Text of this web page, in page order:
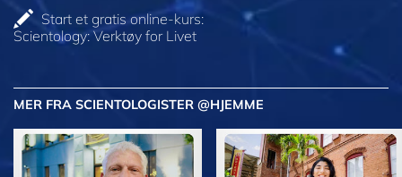
Start et gratis online-kurs:
Scientology: Verktøy for Livet
MER FRA SCIENTOLOGISTER @HJEMME